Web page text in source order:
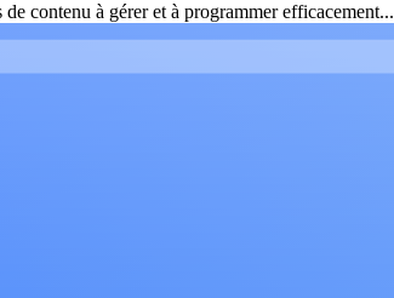
contenu à gérer et à programmer efficacement...